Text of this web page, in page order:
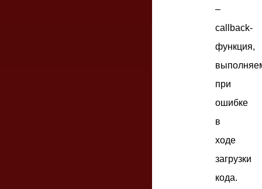
–
callback-
функция,
при
ошибке
в
ходе
загрузки
кода.